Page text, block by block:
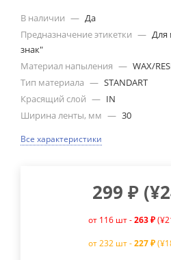
В наличии — Да
Предназначение этикетки — Для
знак"
Материал напыления — WAX/
Тип материала — STANDART
Красящий слой — IN
Ширина ленты, мм — 30
Все характеристики
299 ₽ (
от 116 шт -263 ₽
от 232 шт -227 ₽